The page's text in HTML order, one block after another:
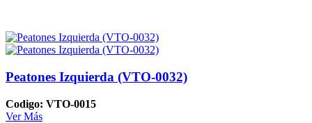
Peatones Izquierda (VTO-0032)
Codigo: VTO-0015
Ver Más